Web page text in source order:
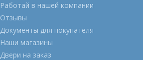
Работай в нашей компании
Отзывы
Документы для покупателя
Наши магазины
Двери на заказ